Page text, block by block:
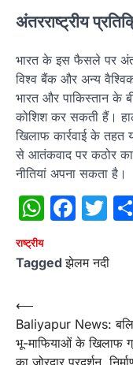
अंतरराष्ट्रीय
भारत के इस फैसले पर
विश्व बैंक और अन्य
भारत और पाकिस्तान के
कोशिश कर सकती हैं।
खिलाफ कार्रवाई के तहत
से आतंकवाद पर कठोर
नीतियां अपना सकता है।
राष्‍ट्रीय
Taggedझेलम नदी
Post
navigation
⟵
Baliyapur News:
भू-माफियाओं के खिलाफ
का जोरदार प्रदर्शन,